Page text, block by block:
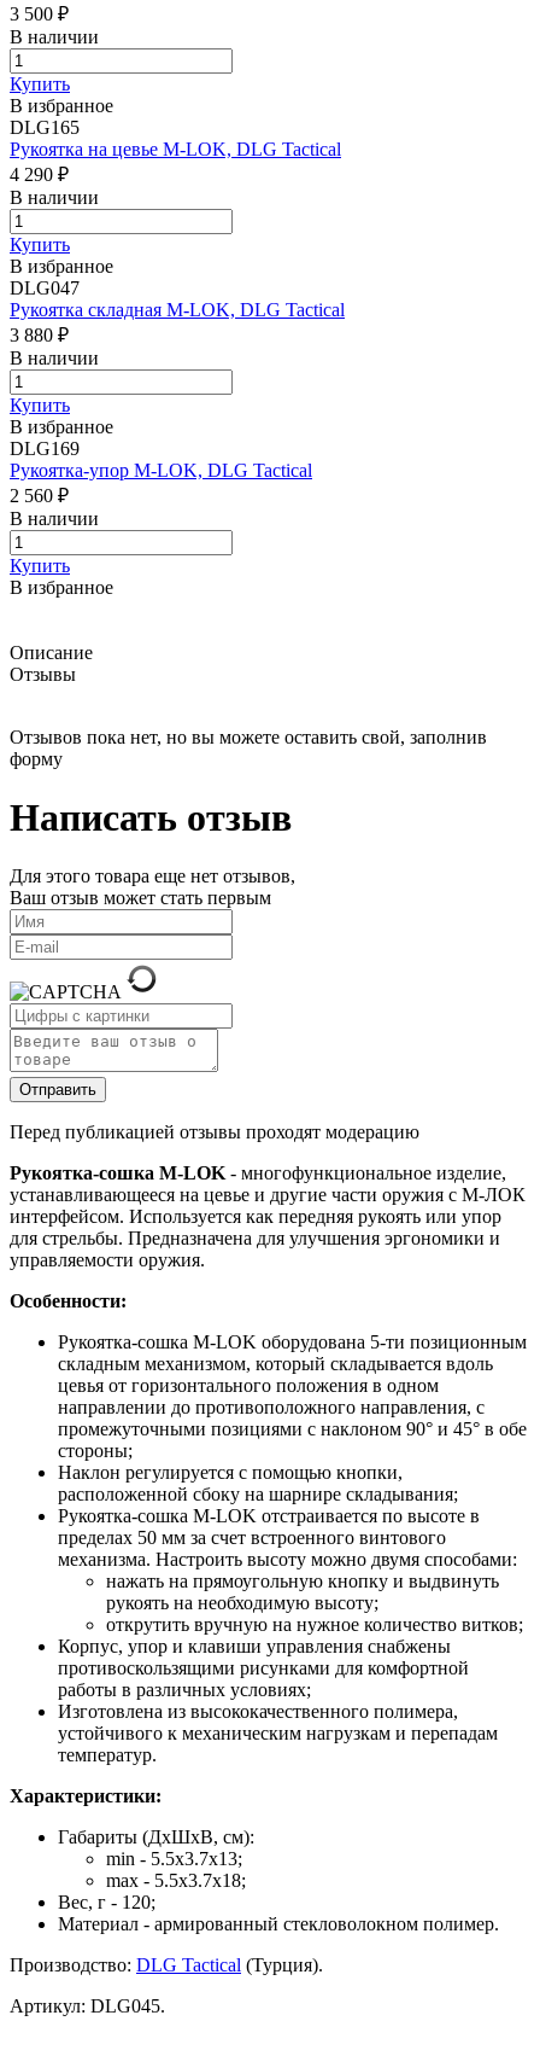
3 500 ₽
В наличии
Купить
В избранное
DLG165
Рукоятка на цевье M-LOK, DLG Tactical
4 290 ₽
В наличии
Купить
В избранное
DLG047
Рукоятка складная M-LOK, DLG Tactical
3 880 ₽
В наличии
Купить
В избранное
DLG169
Рукоятка-упор M-LOK, DLG Tactical
2 560 ₽
В наличии
Купить
В избранное
Описание
Отзывы
Отзывов пока нет, но вы можете оставить свой, заполнив
форму
Написать отзыв
Для этого товара еще нет отзывов,
Ваш отзыв может стать первым
Отправить
Перед публикацией отзывы проходят модерацию
Рукоятка-сошка M-LOK- многофункциональное изделие,
устанавливающееся на цевье и другие части оружия с М-ЛОК
интерфейсом. Используется как передняя рукоять или упор
для стрельбы. Предназначена для улучшения эргономики и
управляемости оружия.
Особенности:
Рукоятка-сошка M-LOK оборудована 5-ти позиционным
складным механизмом, который складывается вдоль
цевья от горизонтального положения в одном
направлении до противоположного направления, с
промежуточными позициями с наклоном 90° и 45° в обе
стороны;
Наклон регулируется с помощью кнопки,
расположенной сбоку на шарнире складывания;
Рукоятка-сошка M-LOK отстраивается по высоте в
пределах 50 мм за счет встроенного винтового
механизма. Настроить высоту можно двумя способами:
нажать на прямоугольную кнопку и выдвинуть
рукоять на необходимую высоту;
открутить вручную на нужное количество витков;
Корпус, упор и клавиши управления снабжены
противоскользящими рисунками для комфортной
работы в различных условиях;
Изготовлена из высококачественного полимера,
устойчивого к механическим нагрузкам и перепадам
температур.
Характеристики:
Габариты (ДхШхВ, см):
min - 5.5х3.7х13;
max - 5.5х3.7х18;
Вес, г - 120;
Материал - армированный стекловолокном полимер.
Производство: DLG Tactical (Турция).
Артикул: DLG045.